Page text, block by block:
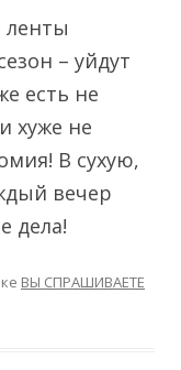
ленты
– уйдут
есть не
хуже не
В сухую,
вечер
дела!
ВЫ СПРАШИВАЕТЕ